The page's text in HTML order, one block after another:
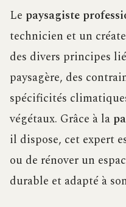
Le paysagiste
technicien et un
des divers principes
paysagère, des
spécificités
végétaux. Grâce à la
il dispose, cet expert
ou de rénover un
durable et adapté à